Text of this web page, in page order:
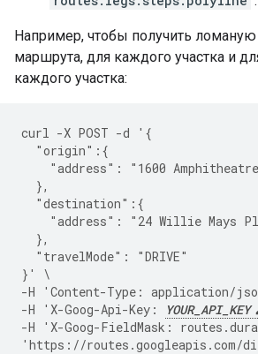
Например, чтобы получить
маршрута, для каждого участка и
каждого участка:
curl -X POST -d '{
  "origin":{
"address": "1600
  },
  "destination":{
"address": "24 Willie Mays
  },
  "travelMode": "DRIVE"
}' \
-H 'Content-Type: application/
-H 'X-Goog-Api-Key:
YOUR_API_KEY
-H 'X-Goog-FieldMask:
'https://routes.googleapis.com/